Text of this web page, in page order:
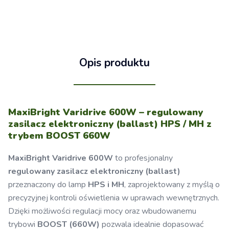
Opis produktu
MaxiBright Varidrive 600W – regulowany
zasilacz elektroniczny (ballast) HPS / MH z
trybem BOOST 660W
MaxiBright Varidrive 600W to profesjonalny
regulowany zasilacz elektroniczny (ballast)
przeznaczony do lamp HPS i MH, zaprojektowany z myślą o
precyzyjnej kontroli oświetlenia w uprawach wewnętrznych.
Dzięki możliwości regulacji mocy oraz wbudowanemu
trybowi BOOST (660W) pozwala idealnie dopasować